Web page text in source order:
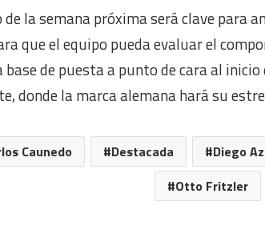
de la semana próxima será clave para
que el equipo pueda evaluar el
base de puesta a punto de cara al
donde la marca alemana hará su
Caunedo Destacada Diego
Otto Fritzler